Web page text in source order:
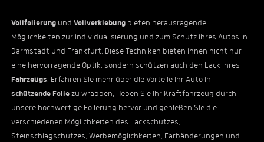
Vollfolierung und Vollverklebung bieten herausragende
Möglichkeiten zur Individualisierung und zum Schutz Ihres Autos in
Darmstadt und Frankfurt. Diese Techniken bieten Ihnen nicht nur
eine hervorragende Optik, sondern schützen auch den Lack Ihres
Fahrzeugs. Erfahren Sie mehr über die Vorteile Ihr Auto in
schützende Folie zu wrappen. Heben Sie Ihr Kraftfahrzeug durch
unsere hochwertige Folierung hervor und genießen Sie die
verschiedenen Möglichkeiten des Lackschutzes,
Steinschlagschutzes, Werbemöglichkeiten, Farbänderungen und